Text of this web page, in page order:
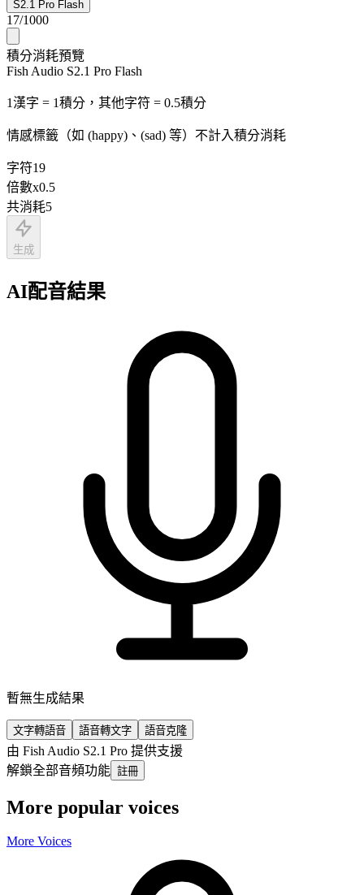
S2.1 Pro Flash
17/1000
積分消耗預覽
Fish Audio S2.1 Pro Flash
1漢字 = 1積分，其他字符 = 0.5積分
情感標籤（如 (happy)、(sad) 等）不計入積分消耗
字符19
倍數x0.5
共消耗5
生成
AI配音結果
暫無生成結果
文字轉語音 語音轉文字 語音克隆
由 Fish Audio S2.1 Pro 提供支援
解鎖全部音頻功能 註冊
More popular voices
More Voices